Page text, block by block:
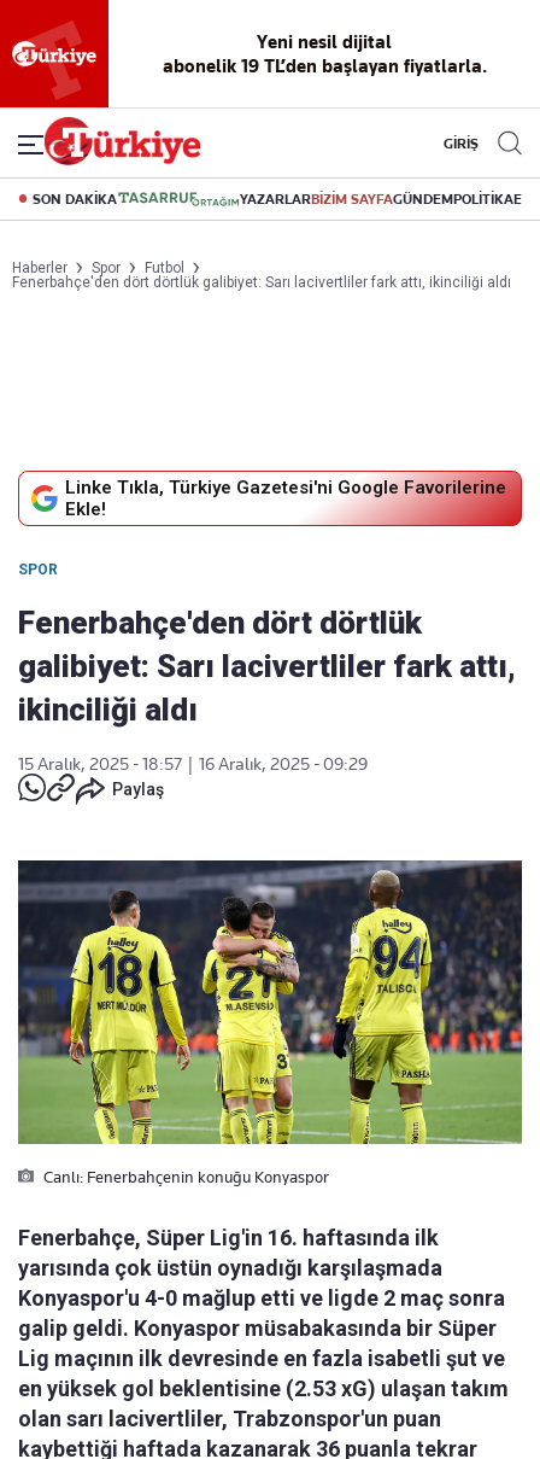
Yeni nesil dijital
abonelik 19 TL’den başlayan fiyatlarla.
GİRİŞ
SON DAKİKA YAZARLARBİZİM SAYFAGÜNDEMPOLİTİKA
Haberler Spor
Futbol
Fenerbahçe'den dört dörtlük galibiyet: Sarı lacivertliler fark attı, ikinciliği aldı
Linke Tıkla, Türkiye Gazetesi'ni Google Favorilerine
Ekle!
SPOR
Fenerbahçe'den dört dörtlük
galibiyet: Sarı lacivertliler fark attı,
ikinciliği aldı
15 Aralık, 2025 - 18:57
16 Aralık, 2025 - 09:29
Paylaş
Canlı: Fenerbahçenin konuğu Konyaspor
Fenerbahçe, Süper Lig'in 16. haftasında ilk
yarısında çok üstün oynadığı karşılaşmada
Konyaspor'u 4-0 mağlup etti ve ligde 2 maç sonra
galip geldi. Konyaspor müsabakasında bir Süper
Lig maçının ilk devresinde en fazla isabetli şut ve
en yüksek gol beklentisine (2.53 xG) ulaşan takım
olan sarı lacivertliler, Trabzonspor'un puan
kaybettiği haftada kazanarak 36 puanla tekrar